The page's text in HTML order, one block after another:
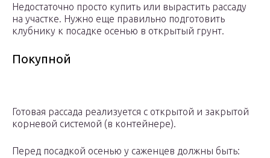
Недостаточно просто купить или вырастить рассаду
на участке. Нужно еще правильно подготовить
клубнику к посадке осенью в открытый грунт.
Покупной
Готовая рассада реализуется с открытой и закрытой
корневой системой (в контейнере).
Перед посадкой осенью у саженцев должны быть: